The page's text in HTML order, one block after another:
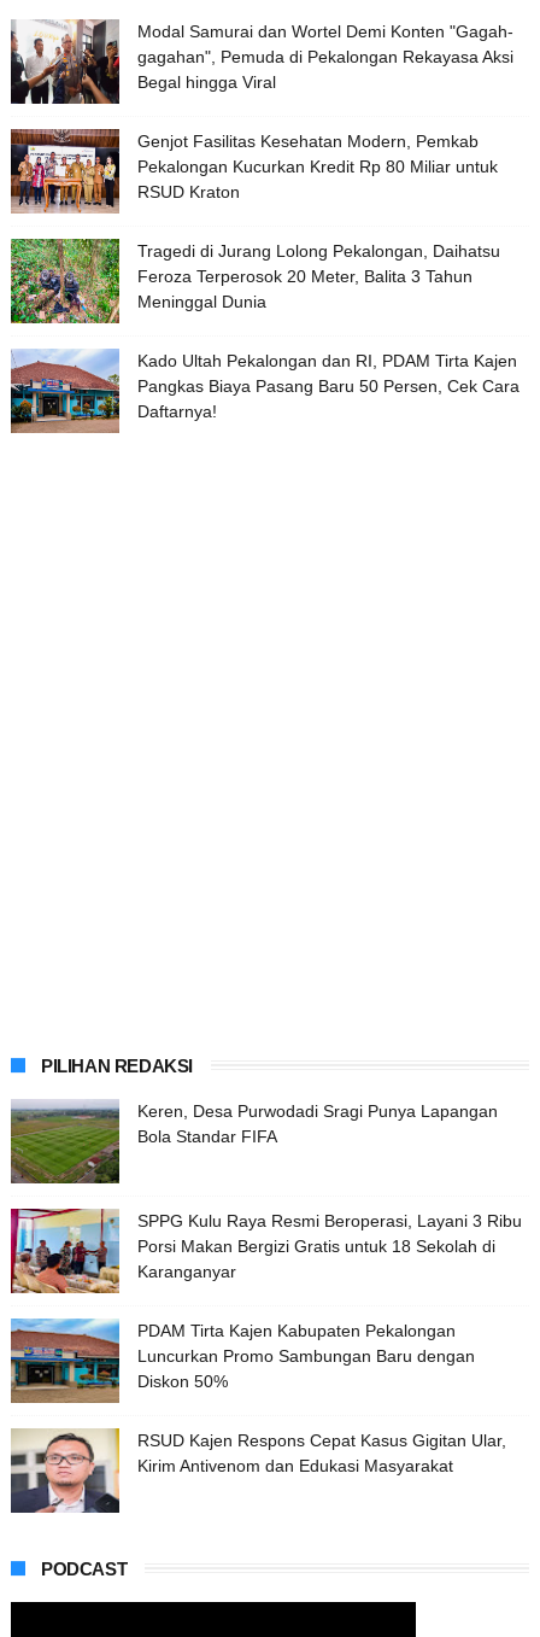
Modal Samurai dan Wortel Demi Konten "Gagah-
gagahan", Pemuda di Pekalongan Rekayasa Aksi
Begal hingga Viral
Genjot Fasilitas Kesehatan Modern, Pemkab
Pekalongan Kucurkan Kredit Rp 80 Miliar untuk
RSUD Kraton
Tragedi di Jurang Lolong Pekalongan, Daihatsu
Feroza Terperosok 20 Meter, Balita 3 Tahun
Meninggal Dunia
Kado Ultah Pekalongan dan RI, PDAM Tirta Kajen
Pangkas Biaya Pasang Baru 50 Persen, Cek Cara
Daftarnya!
PILIHAN REDAKSI
Keren, Desa Purwodadi Sragi Punya Lapangan
Bola Standar FIFA
SPPG Kulu Raya Resmi Beroperasi, Layani 3 Ribu
Porsi Makan Bergizi Gratis untuk 18 Sekolah di
Karanganyar
PDAM Tirta Kajen Kabupaten Pekalongan
Luncurkan Promo Sambungan Baru dengan
Diskon 50%
RSUD Kajen Respons Cepat Kasus Gigitan Ular,
Kirim Antivenom dan Edukasi Masyarakat
PODCAST